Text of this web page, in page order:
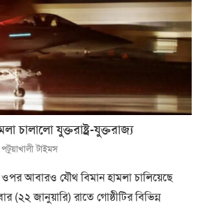
চালালো যুক্তরাষ্ট্র-যুক্তরাজ্য
Author
পটুয়াখালী টাইমস
ওপর আবারও যৌথ বিমান হামলা চালিয়েছে
(২২ জানুয়ারি) রাতে গোষ্ঠীটির বিভিন্ন